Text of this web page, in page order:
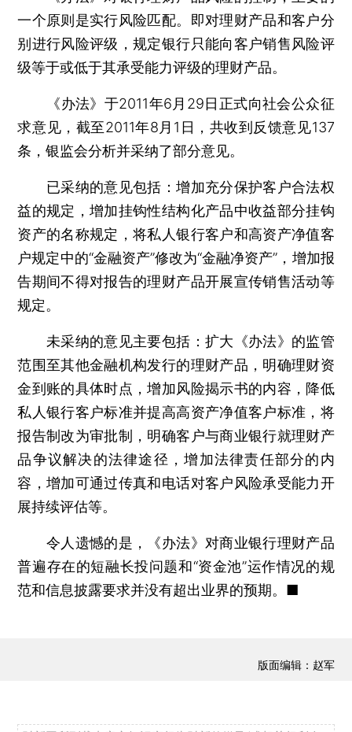
一个原则是实行风险匹配。即对理财产品和客户分
别进行风险评级，规定银行只能向客户销售风险评
级等于或低于其承受能力评级的理财产品。
《办法》于2011年6月29日正式向社会公众征
求意见，截至2011年8月1日，共收到反馈意见137
条，银监会分析并采纳了部分意见。
已采纳的意见包括：增加充分保护客户合法权
益的规定，增加挂钩性结构化产品中收益部分挂钩
资产的名称规定，将私人银行客户和高资产净值客
户规定中的“金融资产”修改为“金融净资产”，增加报
告期间不得对报告的理财产品开展宣传销售活动等
规定。
未采纳的意见主要包括：扩大《办法》的监管
范围至其他金融机构发行的理财产品，明确理财资
金到账的具体时点，增加风险揭示书的内容，降低
私人银行客户标准并提高高资产净值客户标准，将
报告制改为审批制，明确客户与商业银行就理财产
品争议解决的法律途径，增加法律责任部分的内
容，增加可通过传真和电话对客户风险承受能力开
展持续评估等。
令人遗憾的是，《办法》对商业银行理财产品
普遍存在的短融长投问题和“资金池”运作情况的规
范和信息披露要求并没有超出业界的预期。■
版面编辑：赵军